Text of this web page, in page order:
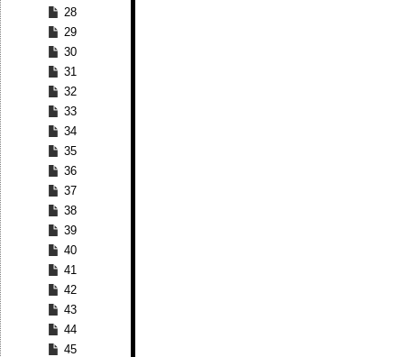
28
29
30
31
32
33
34
35
36
37
38
39
40
41
42
43
44
45